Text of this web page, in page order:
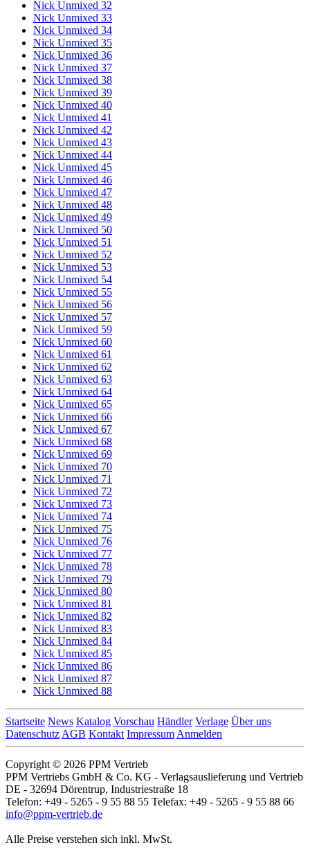
Nick Unmixed 32
Nick Unmixed 33
Nick Unmixed 34
Nick Unmixed 35
Nick Unmixed 36
Nick Unmixed 37
Nick Unmixed 38
Nick Unmixed 39
Nick Unmixed 40
Nick Unmixed 41
Nick Unmixed 42
Nick Unmixed 43
Nick Unmixed 44
Nick Unmixed 45
Nick Unmixed 46
Nick Unmixed 47
Nick Unmixed 48
Nick Unmixed 49
Nick Unmixed 50
Nick Unmixed 51
Nick Unmixed 52
Nick Unmixed 53
Nick Unmixed 54
Nick Unmixed 55
Nick Unmixed 56
Nick Unmixed 57
Nick Unmixed 59
Nick Unmixed 60
Nick Unmixed 61
Nick Unmixed 62
Nick Unmixed 63
Nick Unmixed 64
Nick Unmixed 65
Nick Unmixed 66
Nick Unmixed 67
Nick Unmixed 68
Nick Unmixed 69
Nick Unmixed 70
Nick Unmixed 71
Nick Unmixed 72
Nick Unmixed 73
Nick Unmixed 74
Nick Unmixed 75
Nick Unmixed 76
Nick Unmixed 77
Nick Unmixed 78
Nick Unmixed 79
Nick Unmixed 80
Nick Unmixed 81
Nick Unmixed 82
Nick Unmixed 83
Nick Unmixed 84
Nick Unmixed 85
Nick Unmixed 86
Nick Unmixed 87
Nick Unmixed 88
Startseite News Katalog Vorschau Händler Verlage Über uns
Datenschutz AGB Kontakt Impressum Anmelden
Copyright © 2026 PPM Vertrieb
PPM Vertriebs GmbH & Co. KG - Verlagsauslieferung und Vertrieb
DE - 32694 Dörentrup, Industriestraße 18
Telefon: +49 - 5265 - 9 55 88 55 Telefax: +49 - 5265 - 9 55 88 66
info@ppm-vertrieb.de
Alle Preise verstehen sich inkl. MwSt.